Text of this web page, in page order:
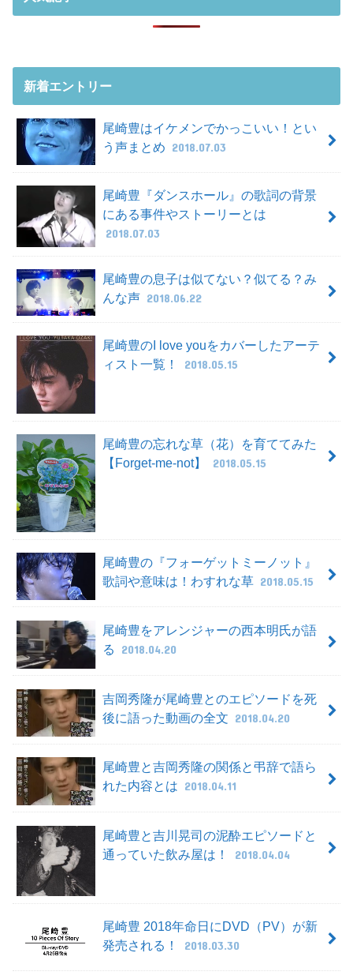
新着エントリー
尾崎豊はイケメンでかっこいい！とい
う声まとめ 2018.07.03
尾崎豊『ダンスホール』の歌詞の背景
にある事件やストーリーとは
2018.07.03
尾崎豊の息子は似てない？似てる？み
んな声 2018.06.22
尾崎豊のI love youをカバーしたアーテ
ィスト一覧！
2018.05.15
尾崎豊の忘れな草（花）を育ててみた
【Forget-me-not】
2018.05.15
尾崎豊の『フォーゲットミーノット』
歌詞や意味は！わすれな草 2018.05.15
尾崎豊をアレンジャーの西本明氏が語
る
2018.04.20
吉岡秀隆が尾崎豊とのエピソードを死
後に語った動画の全文 2018.04.20
尾崎豊と吉岡秀隆の関係と弔辞で語ら
れた内容とは 2018.04.11
尾崎豊と吉川晃司の泥酔エピソードと
通っていた飲み屋は！
2018.04.04
尾崎豊 2018年命日にDVD（PV）が新
発売される！
2018.03.30